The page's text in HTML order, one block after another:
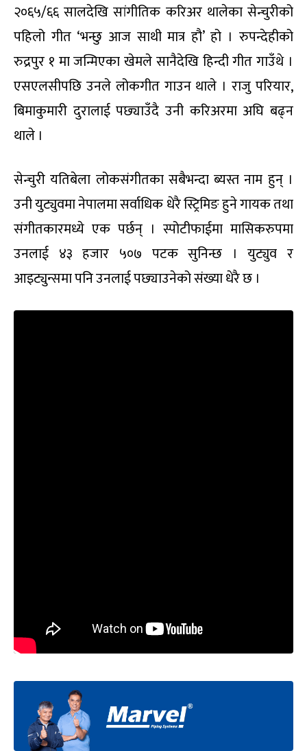
२०६५/६६ सालदेखि सांगीतिक करिअर थालेका सेन्चुरीको
पहिलो गीत ‘भन्छु आज साथी मात्र हौ’ हो । रुपन्देहीको
रुद्रपुर १ मा जन्मिएका खेमले सानैदेखि हिन्दी गीत गाउँथे ।
एसएलसीपछि उनले लोकगीत गाउन थाले । राजु परियार,
बिमाकुमारी दुरालाई पछ्याउँदै उनी करिअरमा अघि बढ्न
थाले ।
सेन्चुरी यतिबेला लोकसंगीतका सबैभन्दा ब्यस्त नाम हुन् ।
उनी युट्युवमा नेपालमा सर्वाधिक धेरै स्ट्रिमिङ हुने गायक तथा
संगीतकारमध्ये एक पर्छन् । स्पोटीफाईमा मासिकरुपमा
उनलाई ४३ हजार ५०७ पटक सुनिन्छ । युट्युव र
आइट्युन्समा पनि उनलाई पछ्याउनेको संख्या धेरै छ ।